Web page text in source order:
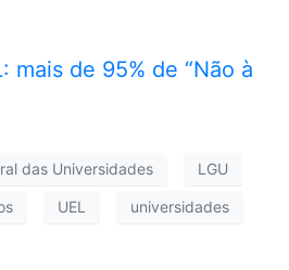
mais de 95% de “Não à
das Universidades LGU
UEL universidades